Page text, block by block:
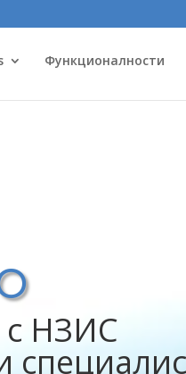
Функционалности
с НЗИС